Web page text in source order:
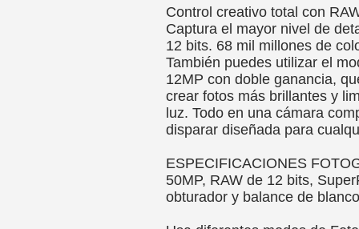
Control creativo total con
Captura el mayor nivel de
12 bits. 68 mil millones de
También puedes utilizar el
12MP con doble ganancia,
crear fotos más brillantes y
luz. Todo en una cámara
disparar diseñada para
ESPECIFICACIONES
50MP, RAW de 12 bits,
obturador y balance de